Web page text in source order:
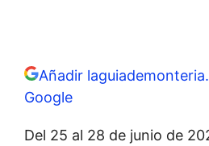
Añadir
Google
Del 25 al 28 de junio de